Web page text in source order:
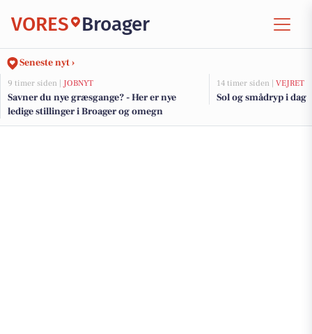
VORES Broager
Seneste nyt ›
9 timer siden | JOBNYT
Savner du nye græsgange? - Her er nye
ledige stillinger i Broager og omegn
14 timer siden | VEJRET
Sol og smådryp i dag